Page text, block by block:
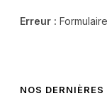
Erreur :
NOS DERNIÈRES